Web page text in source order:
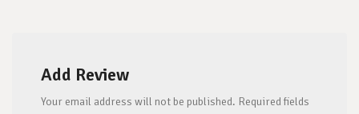
Add Review
Your email address will not be published. Required fields